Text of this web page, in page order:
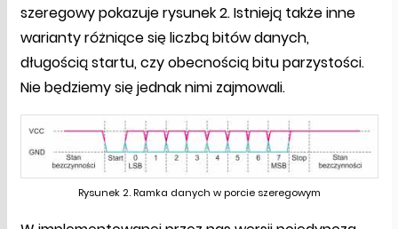
szeregowy pokazuje rysunek 2. Istnieją także inne
warianty różniące się liczbą bitów danych,
długością startu, czy obecnością bitu parzystości.
Nie będziemy się jednak nimi zajmowali.
Rysunek 2. Ramka danych w porcie szeregowym